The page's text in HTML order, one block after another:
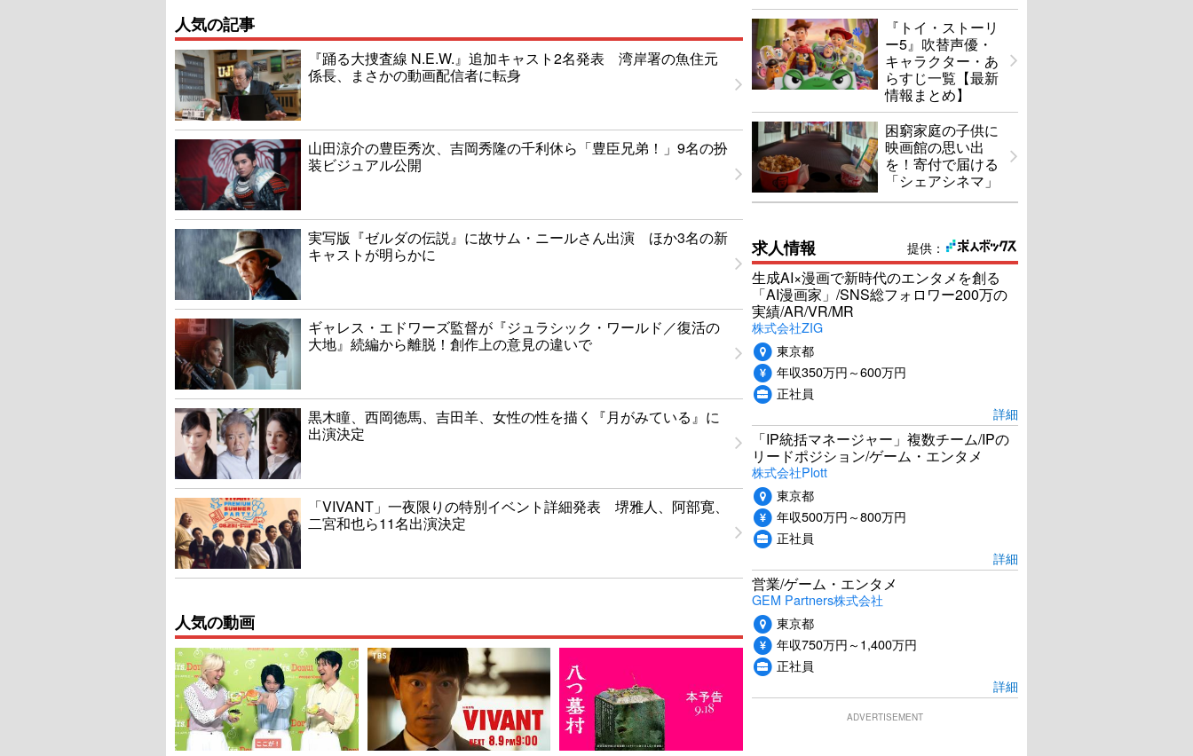
人気の記事
『踊る大捜査線 N.E.W.』追加キャスト2名発表 湾岸署の魚住元
係長、まさかの動画配信者に転身
山田涼介の豊臣秀次、吉岡秀隆の千利休ら「豊臣兄弟！」9名の扮
装ビジュアル公開
実写版『ゼルダの伝説』に故サム・ニールさん出演 ほか3名の新
キャストが明らかに
ギャレス・エドワーズ監督が『ジュラシック・ワールド／復活の
大地』続編から離脱！創作上の意見の違いで
黒木瞳、西岡徳馬、吉田羊、女性の性を描く『月がみている』に
出演決定
「VIVANT」一夜限りの特別イベント詳細発表 堺雅人、阿部寛、
二宮和也ら11名出演決定
人気の動画
『トイ・ストーリ
ー5』吹替声優・
キャラクター・あ
らすじ一覧【最新
情報まとめ】
困窮家庭の子供に
映画館の思い出
を！寄付で届ける
「シェアシネマ」
提供：
求人情報
生成AI×漫画で新時代のエンタメを創る
「AI漫画家」/SNS総フォロワー200万の
実績/AR/VR/MR
株式会社ZIG
東京都
年収350万円～600万円
正社員
詳細
「IP統括マネージャー」複数チーム/IPの
リードポジション/ゲーム・エンタメ
株式会社Plott
東京都
年収500万円～800万円
正社員
詳細
営業/ゲーム・エンタメ
GEM Partners株式会社
東京都
年収750万円～1,400万円
正社員
詳細
ADVERTISEMENT